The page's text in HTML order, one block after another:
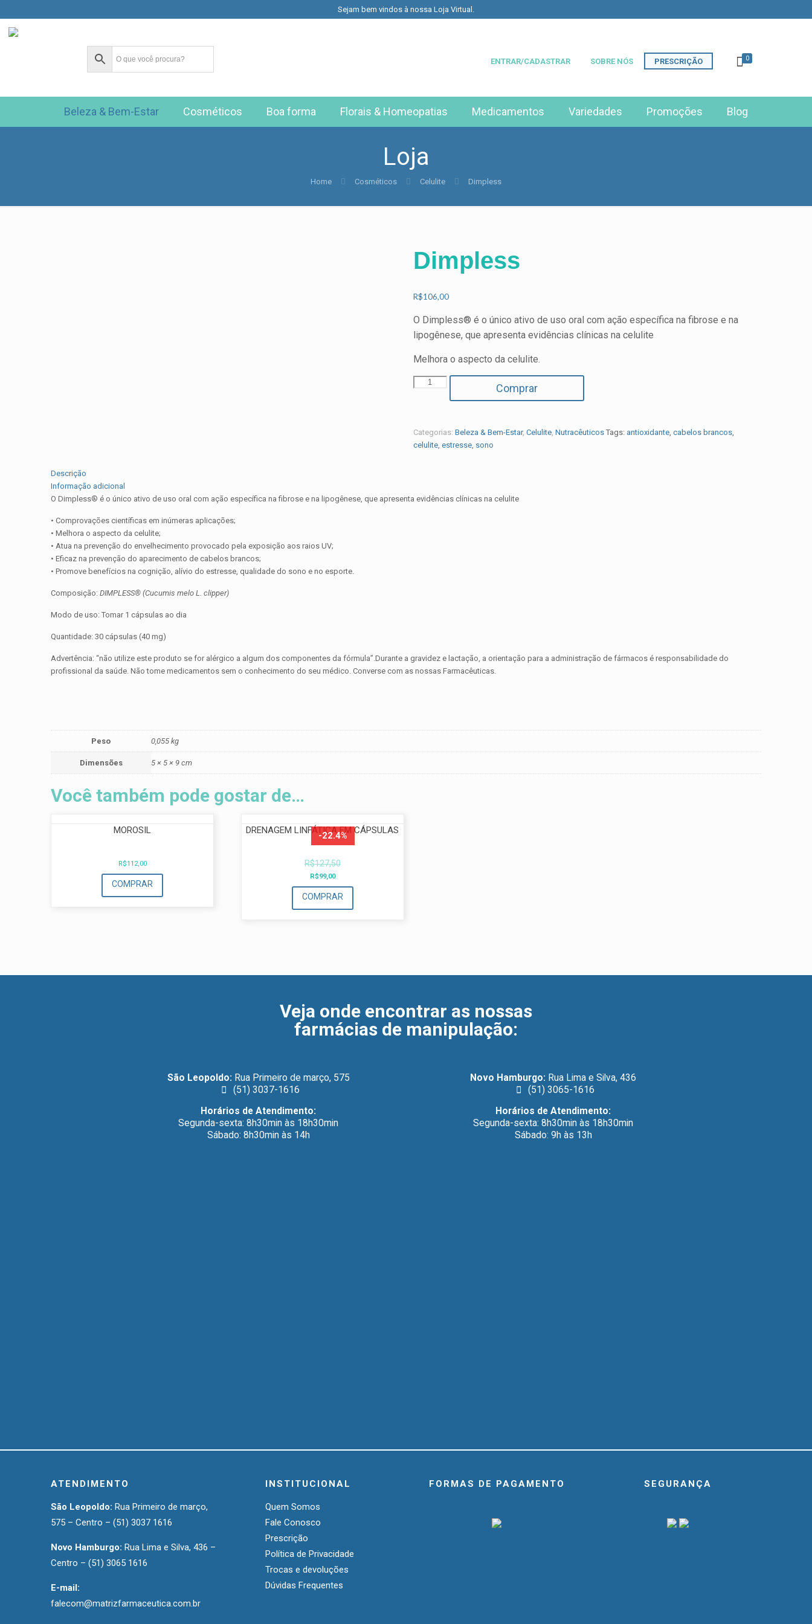
Sejam bem vindos à nossa Loja Virtual.
ENTRAR/CADASTRAR SOBRE NÓS PRESCRIÇÃO
Beleza & Bem-Estar Cosméticos Boa forma Florais & Homeopatias Medicamentos Variedades Promoções Blog
0
Loja
Home Cosméticos Celulite Dimpless
Dimpless
R$106,00
O Dimpless® é o único ativo de uso oral com ação específica na fibrose e na
lipogênese, que apresenta evidências clínicas na celulite
Melhora o aspecto da celulite.
Dimpless
Comprar
Categorias: Beleza & Bem-Estar, Celulite, Nutracêuticos Tags: antioxidante, cabelos brancos,
celulite, estresse, sono
Descrição
Informação adicional
O Dimpless® é o único ativo de uso oral com ação específica na fibrose e na lipogênese, que apresenta evidências clínicas na celulite
• Comprovações científicas em inúmeras aplicações;
• Melhora o aspecto da celulite;
• Atua na prevenção do envelhecimento provocado pela exposição aos raios UV;
• Eficaz na prevenção do aparecimento de cabelos brancos;
• Promove benefícios na cognição, alívio do estresse, qualidade do sono e no esporte.
Composição: DIMPLESS® (Cucumis melo L. clipper)
Modo de uso: Tomar 1 cápsulas ao dia
Quantidade: 30 cápsulas (40 mg)
Advertência: “não utilize este produto se for alérgico a algum dos componentes da fórmula”.Durante a gravidez e lactação, a orientação para a administração de fármacos é responsabilidade do
profissional da saúde. Não tome medicamentos sem o conhecimento do seu médico. Converse com as nossas Farmacêuticas.
Peso 0,055 kg
Dimensões 5 × 5 × 9 cm
Você também pode gostar de…
MOROSIL
R$112,00
COMPRAR
DRENAGEM LINFÁTICA EM CÁPSULAS
R$127,50
O
preço
original
R$99,00O
preço
atual
-22.4%
COMPRAR
Veja onde encontrar as nossas
farmácias de manipulação:
São Leopoldo: Rua Primeiro de março, 575
(51) 3037-1616
Horários de Atendimento:
Segunda-sexta: 8h30min às 18h30min
Sábado: 8h30min às 14h
Novo Hamburgo: Rua Lima e Silva, 436
(51) 3065-1616
Horários de Atendimento:
Segunda-sexta: 8h30min às 18h30min
Sábado: 9h às 13h
ATENDIMENTO
São Leopoldo: Rua Primeiro de março,
575 – Centro – (51) 3037 1616
Novo Hamburgo: Rua Lima e Silva, 436 –
Centro – (51) 3065 1616
E-mail:
falecom@matrizfarmaceutica.com.br
INSTITUCIONAL
Quem Somos
Fale Conosco
Prescrição
Política de Privacidade
Trocas e devoluções
Dúvidas Frequentes
FORMAS DE PAGAMENTO SEGURANÇA